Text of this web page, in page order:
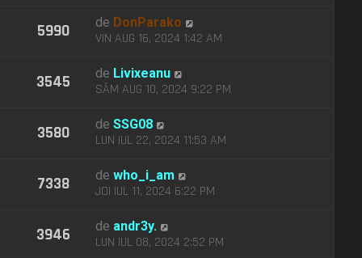
5990 de DonParako
VIN AUG 16, 2024 1:42 AM
3545 de Livixeanu
SÂM AUG 10, 2024 9:22 PM
3580 deSSG08
LUN IUL 22, 2024 11:53 AM
7338 dewho_i_am
JOI IUL 11, 2024 6:22 PM
3946 de andr3y.
LUN IUL 08, 2024 2:52 PM